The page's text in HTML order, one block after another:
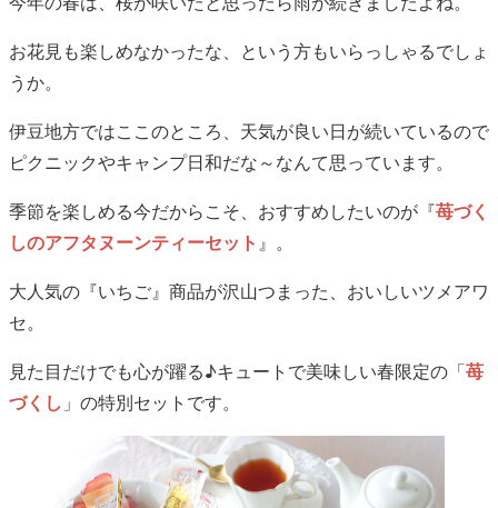
お花見も楽しめなかったな、という方もいらっしゃるでしょ
うか。
伊豆地方ではここのところ、天気が良い日が続いているので
ピクニックやキャンプ日和だな～なんて思っています。
季節を楽しめる今だからこそ、おすすめしたいのが『苺づく
しのアフタヌーンティーセット 』。
大人気の『いちご』商品が沢山つまった、おいしいツメアワ
セ。
見た目だけでも心が躍る♪キュートで美味しい春限定の「苺
づくし 」の特別セットです。